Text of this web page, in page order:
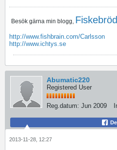
Besök gärna min blogg,
http://www.fishbrain.com/Carlsson
http://www.ichtys.se
Abumatic220
Registered User
Reg.datum: Jun 2009
2013-11-28, 12:27